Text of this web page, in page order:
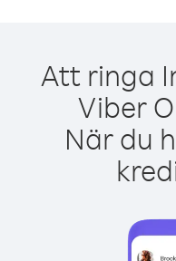
Att ringa
Viber
När du